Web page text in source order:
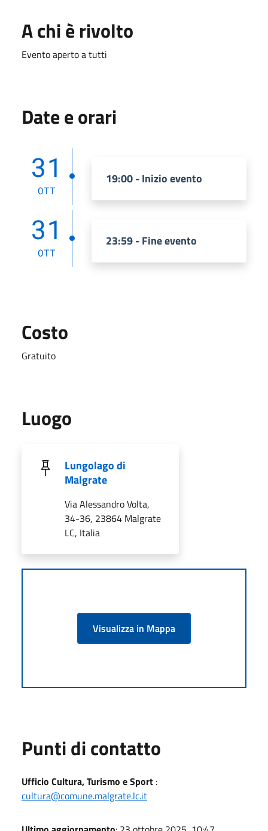
A chi è rivolto
Evento aperto a tutti
Date e orari
31
OTT
19:00 - Inizio evento
31
OTT
23:59 - Fine evento
Costo
Gratuito
Luogo
Lungolago di
Malgrate
Via Alessandro Volta,
34-36, 23864 Malgrate
LC, Italia
Visualizza in Mappa
Punti di contatto
Ufficio Cultura, Turismo e Sport :
cultura@comune.malgrate.lc.it